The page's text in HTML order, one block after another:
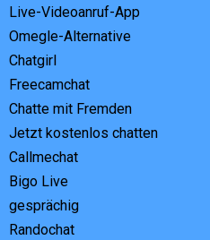
Live-Videoanruf-App
Omegle-Alternative
Chatgirl
Freecamchat
Chatte mit Fremden
Jetzt kostenlos chatten
Callmechat
Bigo Live
gesprächig
Randochat